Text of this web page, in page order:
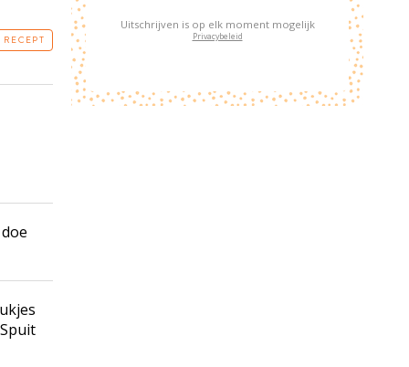
Uitschrijven is op elk moment mogelijk
Privacybeleid